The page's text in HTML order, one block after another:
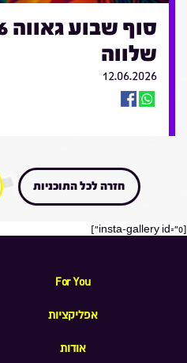
שלווה
12.06.2026
חזרה לכל התוכניות
[insta-gallery id="0"]
For You
אפליקציות
אודות